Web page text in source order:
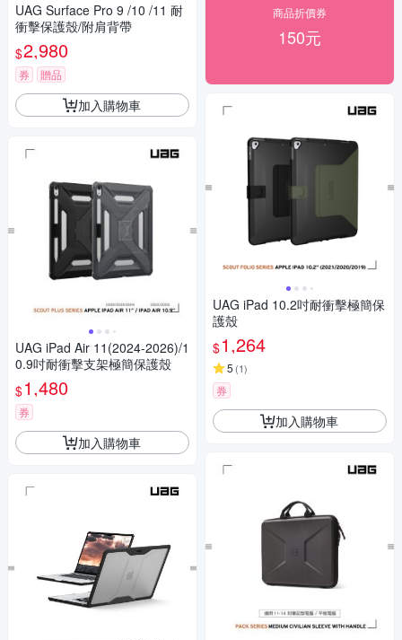
UAG Surface Pro 9 /10 /11 耐
衝擊保護殼/附肩背帶
$2,980
券 贈品
加入購物車
UAG iPad Air 11(2024-2026)/1
0.9吋耐衝擊支架極簡保護殼
$1,480
券
加入購物車
商品折價券
150元
UAG iPad 10.2吋耐衝擊極簡保
護殼
$1,264
5 (1)
券
加入購物車